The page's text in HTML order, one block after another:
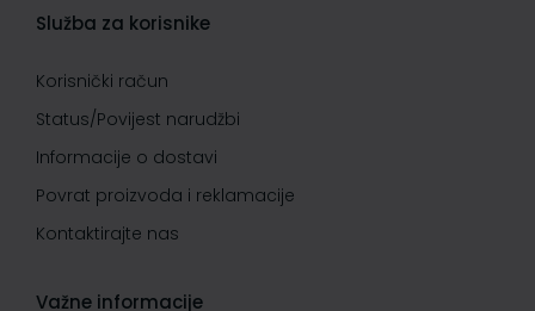
Služba za korisnike
Korisnički račun
Status/Povijest narudžbi
Informacije o dostavi
Povrat proizvoda i reklamacije
Kontaktirajte nas
Važne informacije